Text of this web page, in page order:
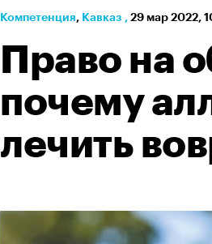
Проверка контрагентов
Компетенция⁠, Кавказ , 29 мар 2022,
Право на
почему
лечить